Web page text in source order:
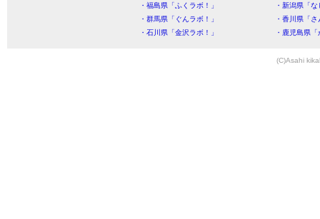
・福島県「ふくラボ！」
・新潟県「
・群馬県「ぐんラボ！」
・香川県「
・石川県「金沢ラボ！」
・鹿児島県
(C)Asahi